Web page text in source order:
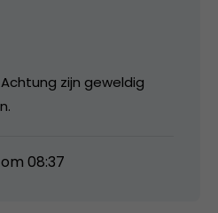
zijn geweldig
08:37